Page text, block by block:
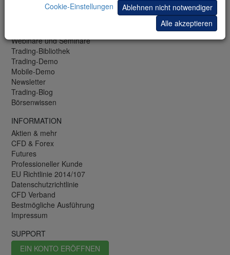
Cookie-Einstellungen
Ablehnen nicht notwendiger
Alle akzeptieren
Fax: +49 (0)69 271 39 78-99
Webinare und Seminare
Trading-Bibliothek
Trading-Demo
Mobile-Demo
Newsletter
Trading-Blog
Börsenwissen
INFORMATION
Aktien & mehr
CFD & Forex
Futures
Professioneller Kunde
EU Richtlinie 2014/107
Datenschutzrichtlinie
CFD Verband
Bestmögliche Ausführung
Impressum
SUPPORT
EIN KONTO ERÖFFNEN